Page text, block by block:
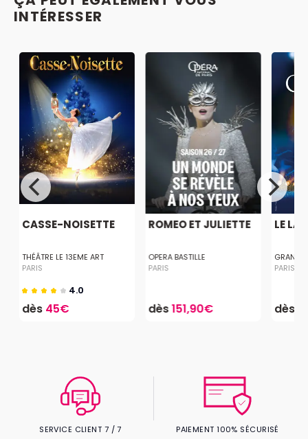
INTÉRESSER
CASSE-NOISETTE
THÉÂTRE LE 13EME ART
PARIS
4.0
dès 45€
ROMEO ET JULIETTE
OPERA BASTILLE
PARIS
dès151,90€
LE
GRAND
PARIS
dès
SERVICE CLIENT 7 / 7 PAIEMENT 100% SÉCURISÉ